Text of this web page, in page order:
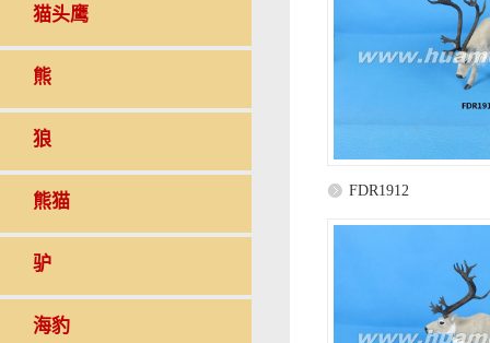
猫头鹰
熊
狼
熊猫
驴
海豹
FDR1912